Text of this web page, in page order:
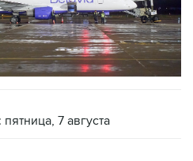
7 августа